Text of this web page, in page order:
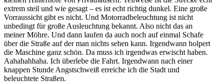
extrem steil und wie gesagt – es ist echt richtig dunkel. Eine große
Vorraussicht gibt es nicht. Und Motorradbeleuchtung ist nicht
unbedingt für große Ausleuchtung bekannt. Also nicht das an
meiner Möhre. Und dann laufen da auch noch auf einmal Schafe
über die Straße auf der man nichts sehen kann. Irgendwann holpert
die Maschine ganz schön. Da muss ich irgendwas erwischt haben.
Aahahahhaha. Ich überlebe die Fahrt. Irgendwann nach einer
knappen Stunde Angstschweiß erreiche ich die Stadt und
beleuchtete Straßen.